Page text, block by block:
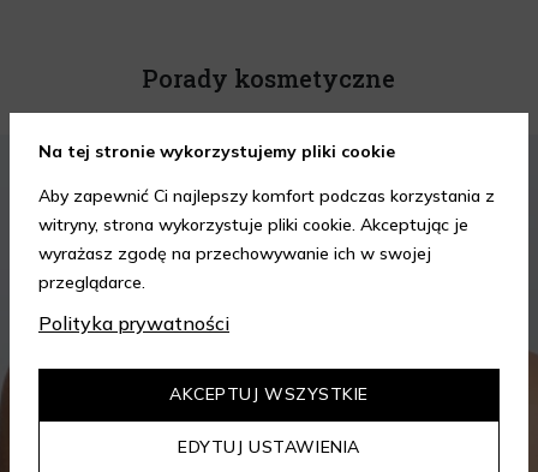
Porady kosmetyczne
KOSMETYKI PIELĘGNACJA SKÓRY
Na tej stronie wykorzystujemy pliki cookie
Aby zapewnić Ci najlepszy komfort podczas korzystania z
witryny, strona wykorzystuje pliki cookie. Akceptując je
wyrażasz zgodę na przechowywanie ich w swojej
przeglądarce.
Polityka prywatności
EDYTUJ USTAWIENIA
AKCEPTUJ WSZYSTKIE